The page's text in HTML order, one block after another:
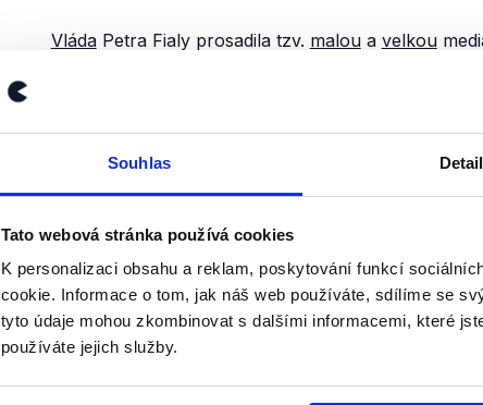
Souhlas
Tato webová stránka používá cookies
K personalizaci obsahu a reklam, poskytování funkcí
cookie. Informace o tom, jak náš web používáte, sdílíme se
tyto údaje mohou zkombinovat s dalšími informacemi, které
používáte jejich služby.
VládaPetra Fialy prosadila tzv. maloua velkou
a televizních poplatcích (
), v rámci které došlo
poplatkůarozšířeníokruhu jejich poplatníků.
a ČRo, podle kterých mají veřejnoprávní média
činností a diverzifikaci nabízených služeb.
Jak jsme výrok ověřili?
Zákon o České televizi i zákon o Českém rozhlasu
národní rada schválila 7. listopadu 1991. Účinnosti